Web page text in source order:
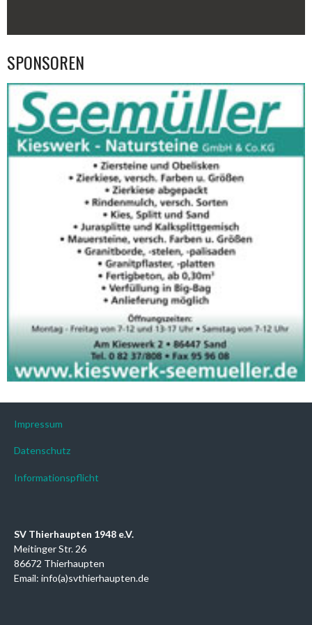
SPONSOREN
Impressum
Datenschutz
Informationspflicht
SV Thierhaupten 1948 e.V.
Meitinger Str. 26
86672 Thierhaupten
Email: info(a)svthierhaupten.de